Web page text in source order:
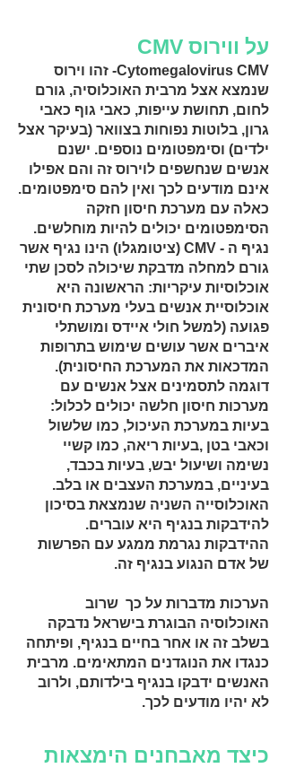
על ווירוס CMV
Cytomegalovirus CMV- זהו וירוס
שנמצא אצל מרבית האוכלוסיה, גורם
לחום, תחושת עייפות, כאבי גוף כאבי
גרון, בלוטות נפוחות בצוואר (בעיקר אצל
ילדים) וסימפטומים נוספים. ישנם
אנשים שנחשפים לוירוס זה והם אפילו
אינם מודעים לכך ואין להם סימפטומים.
כאלה עם מערכת חיסון חזקה
הסימפטומים יכולים להיות מוחלשים.
נגיף ה - CMV (ציטומגלו) הינו נגיף אשר
גורם למחלה מדבקת שיכולה לסכן שתי
אוכלוסיות עיקריות: הראשונה היא
אוכלוסיית אנשים בעלי מערכת חיסונית
פגועה (למשל חולי איידס ומושתלי
איברים אשר עושים שימוש בתרופות
המדכאות את המערכת החיסונית).
דוגמה לתסמינים אצל אנשים עם
מערכות חיסון חלשה יכולים לכלול:
בעיות במערכת העיכול, כמו שלשול
וכאבי בטן ,בעיות ריאה, כמו קשיי
נשימה ושיעול יבש, בעיות בכבד,
בעיניים, במערכת העצבים או בלב.
האוכלוסייה השניה שנמצאת בסיכון
להידבקות בנגיף היא עוברים.
ההידבקות נגרמת ממגע עם הפרשות
של אדם הנגוע בנגיף זה.
הערכות מדברות על כך שרוב
האוכלוסיה הבוגרת בישראל נדבקה
בשלב זה או אחר בחיים בנגיף, ופיתחה
כנגדו את הנוגדנים המתאימים. מרבית
האנשים ידבקו בנגיף בילדותם, ולרוב
לא יהיו מודעים לכך.
כיצד מאבחנים הימצאות